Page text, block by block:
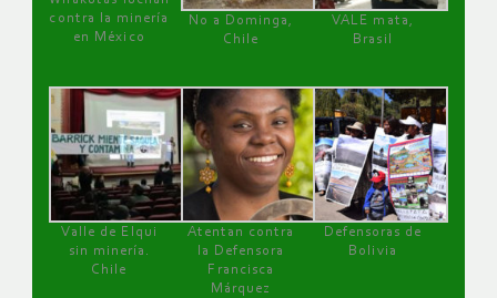
contra la minería
en México
No a Dominga,
Chile
VALE mata,
Brasil
Valle de Elqui
sin minería.
Chile
Atentan contra
la Defensora
Francisca
Márquez
Defensoras de
Bolivia